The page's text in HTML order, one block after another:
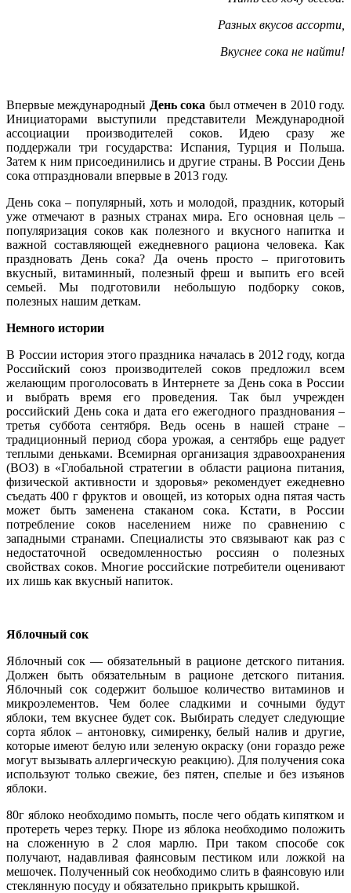
Разных вкусов ассорти,
Вкуснее сока не найти!
Впервые международный День сока был отмечен в 2010 году.
Инициаторами выступили представители Международной
ассоциации производителей соков. Идею сразу же
поддержали три государства: Испания, Турция и Польша.
Затем к ним присоединились и другие страны. В России День
сока отпраздновали впервые в 2013 году.
День сока – популярный, хоть и молодой, праздник, который
уже отмечают в разных странах мира. Его основная цель –
популяризация соков как полезного и вкусного напитка и
важной составляющей ежедневного рациона человека. Как
праздновать День сока? Да очень просто – приготовить
вкусный, витаминный, полезный фреш и выпить его всей
семьей. Мы подготовили небольшую подборку соков,
полезных нашим деткам.
Немного истории
В России история этого праздника началась в 2012 году, когда
Российский союз производителей соков предложил всем
желающим проголосовать в Интернете за День сока в России
и выбрать время его проведения. Так был учрежден
российский День сока и дата его ежегодного празднования –
третья суббота сентября. Ведь осень в нашей стране –
традиционный период сбора урожая, а сентябрь еще радует
теплыми деньками. Всемирная организация здравоохранения
(ВОЗ) в «Глобальной стратегии в области рациона питания,
физической активности и здоровья» рекомендует ежедневно
съедать 400 г фруктов и овощей, из которых одна пятая часть
может быть заменена стаканом сока. Кстати, в России
потребление соков населением ниже по сравнению с
западными странами. Специалисты это связывают как раз с
недостаточной осведомленностью россиян о полезных
свойствах соков. Многие российские потребители оценивают
их лишь как вкусный напиток.
Яблочный сок
Яблочный сок — обязательный в рационе детского питания.
Должен быть обязательным в рационе детского питания.
Яблочный сок содержит большое количество витаминов и
микроэлементов. Чем более сладкими и сочными будут
яблоки, тем вкуснее будет сок. Выбирать следует следующие
сорта яблок – антоновку, симиренку, белый налив и другие,
которые имеют белую или зеленую окраску (они гораздо реже
могут вызывать аллергическую реакцию). Для получения сока
используют только свежие, без пятен, спелые и без изъянов
яблоки.
80г яблоко необходимо помыть, после чего обдать кипятком и
протереть через терку. Пюре из яблока необходимо положить
на сложенную в 2 слоя марлю. При таком способе сок
получают, надавливая фаянсовым пестиком или ложкой на
мешочек. Полученный сок необходимо слить в фаянсовую или
стеклянную посуду и обязательно прикрыть крышкой.